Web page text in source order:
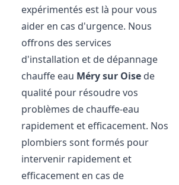
expérimentés est là pour vous
aider en cas d'urgence. Nous
offrons des services
d'installation et de dépannage
chauffe eau Méry sur Oise de
qualité pour résoudre vos
problèmes de chauffe-eau
rapidement et efficacement. Nos
plombiers sont formés pour
intervenir rapidement et
efficacement en cas de